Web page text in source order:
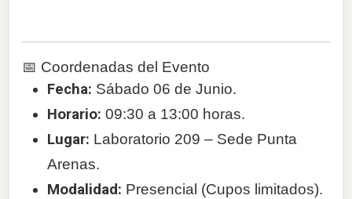
📅 Coordenadas del Evento
Fecha: Sábado 06 de Junio.
Horario: 09:30 a 13:00 horas.
Lugar: Laboratorio 209 – Sede Punta
Arenas.
Modalidad: Presencial (Cupos limitados).